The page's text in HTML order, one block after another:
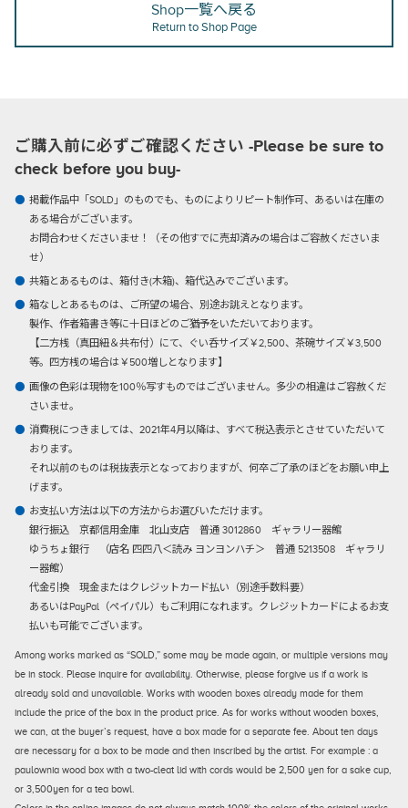
Shop一覧へ戻る
Return to Shop Page
ご購入前に必ずご確認ください -Please be sure to
check before you buy-
掲載作品中「SOLD」のものでも、ものによりリピート制作可、あるいは在庫の
ある場合がございます。
お問合わせくださいませ！（その他すでに売却済みの場合はご容赦くださいま
せ）
共箱とあるものは、箱付き(木箱)、箱代込みでございます。
箱なしとあるものは、ご所望の場合、別途お誂えとなります。
製作、作者箱書き等に十日ほどのご猶予をいただいております。
【二方桟（真田紐＆共布付）にて、ぐい呑サイズ￥2,500、茶碗サイズ￥3,500
等。四方桟の場合は￥500増しとなります】
画像の色彩は現物を100％写すものではございません。多少の相違はご容赦くだ
さいませ。
消費税につきましては、2021年4月以降は、すべて税込表示とさせていただいて
おります。
それ以前のものは税抜表示となっておりますが、何卒ご了承のほどをお願い申上
げます。
お支払い方法は以下の方法からお選びいただけます。
銀行振込京都信用金庫 北山支店 普通 3012860 ギャラリー器館
ゆうちょ銀行 （店名 四四八＜読み ヨンヨンハチ＞ 普通 5213508 ギャラリ
ー器館）
代金引換現金またはクレジットカード払い（別途手数料要）
あるいはPayPal（ペイパル）もご利用になれます。クレジットカードによるお支
払いも可能でございます。
Among works marked as “SOLD,” some may be made again, or multiple versions may
be in stock. Please inquire for availability. Otherwise, please forgive us if a work is
already sold and unavailable. Works with wooden boxes already made for them
include the price of the box in the product price. As for works without wooden boxes,
we can, at the buyer’s request, have a box made for a separate fee. About ten days
are necessary for a box to be made and then inscribed by the artist. For example : a
paulownia wood box with a two-cleat lid with cords would be 2,500 yen for a sake cup,
or 3,500yen for a tea bowl.